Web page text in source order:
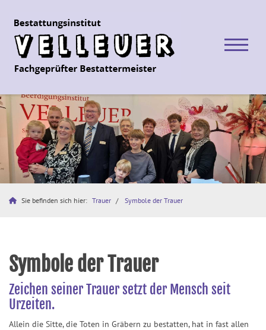
Sie befinden sich hier: Trauer Symbole der Trauer
Symbole der Trauer
Zeichen seiner Trauer setzt der Mensch seit
Urzeiten.
Allein die Sitte, die Toten in Gräbern zu bestatten, hat in fast allen